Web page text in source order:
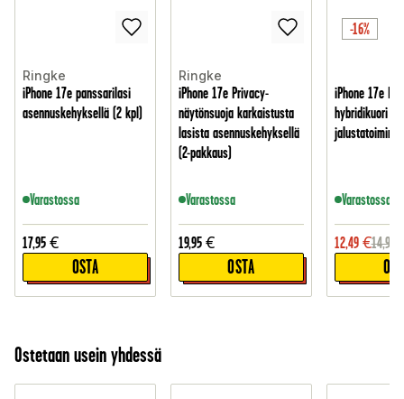
Ringke
iPhone 17e panssarilasi
asennuskehyksellä (2 kpl)
Varastossa
17,95 €
OSTA
Ringke
iPhone 17e Privacy-
näytönsuoja karkaistusta
lasista asennuskehyksellä
(2-pakkaus)
Varastossa
19,95 €
OSTA
-16%
iPhone 17e
hybridikuori
Varastossa
12,49 €14,95
Ostetaan usein yhdessä